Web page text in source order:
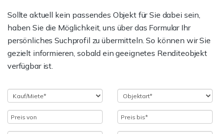
Sollte aktuell kein passendes Objekt für Sie dabei sein,
haben Sie die Möglichkeit, uns über das Formular Ihr
persönliches Suchprofil zu übermitteln. So können wir Sie
gezielt informieren, sobald ein geeignetes Renditeobjekt
verfügbar ist.